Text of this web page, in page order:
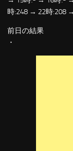
時:248 → 22時:208 →
前日の結果
・